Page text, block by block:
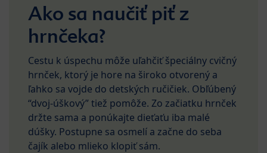
Ako sa naučiť piť z
hrnčeka?
Cestu k úspechu môže uľahčiť špeciálny cvičný
hrnček, ktorý je hore na široko otvorený a
ľahko sa vojde do detských ručičiek. Obľúbený
“dvoj-úškový” tiež pomôže. Zo začiatku hrnček
držte sama a ponúkajte dieťaťu iba malé
dúšky. Postupne sa osmelí a začne do seba
čajík alebo mlieko klopiť sám.